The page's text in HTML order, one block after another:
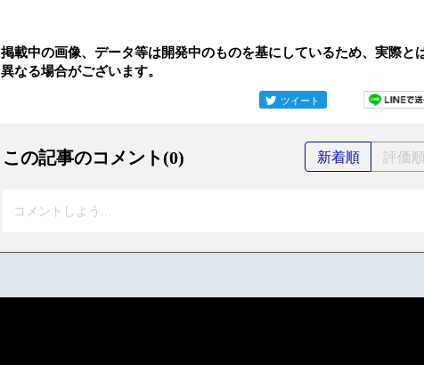
掲載中の画像、データ等は開発中のものを基にしているため、実際と
異なる場合がございます。
ツイート
この記事のコメント(0) 新着順 評価
コメントしよう...